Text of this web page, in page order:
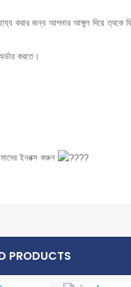
করার জন্য আপনার আঙ্গুল দিয়ে ত্বকে
করতে।
ইনবক্স করুন
PRODUCTS